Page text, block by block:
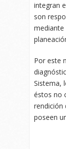
integran
son
mediante
Por este
Sistema,
éstos no
rendición
poseen